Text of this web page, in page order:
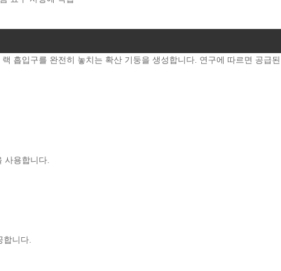
흡입구를 완전히 놓치는 확산 기둥을 생성합니다. 연구에 따르면 공급
용합니다.
니다.